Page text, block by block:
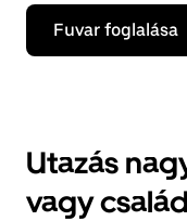
Fuvar foglalása
Utazás
vagy